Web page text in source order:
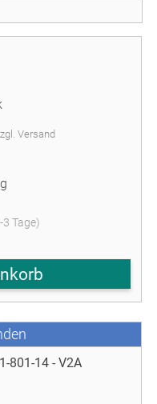
Versand
3 Tage)
801-14 - V2A